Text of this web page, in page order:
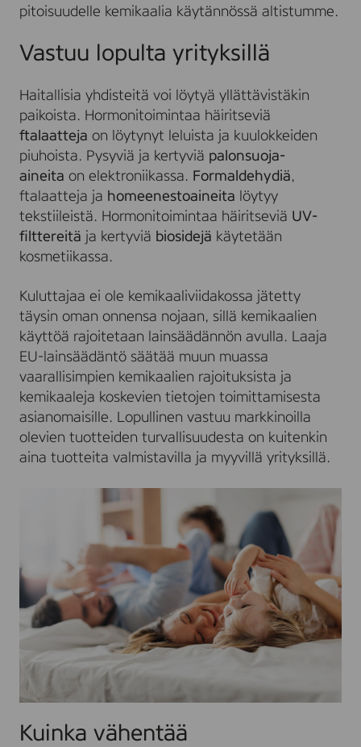
pitoisuudelle kemikaalia käytännössä altistumme.
Vastuu lopulta yrityksillä
Haitallisia yhdisteitä voi löytyä yllättävistäkin
paikoista. Hormonitoimintaa häiritseviä
ftalaatteja on löytynyt leluista ja kuulokkeiden
piuhoista. Pysyviä ja kertyviä palonsuoja-
aineita on elektroniikassa. Formaldehydiä,
ftalaatteja ja homeenestoaineita löytyy
tekstiileistä. Hormonitoimintaa häiritseviä UV-
filttereitä ja kertyviä biosidejä käytetään
kosmetiikassa.
Kuluttajaa ei ole kemikaaliviidakossa jätetty
täysin oman onnensa nojaan, sillä kemikaalien
käyttöä rajoitetaan lainsäädännön avulla. Laaja
EU-lainsäädäntö säätää muun muassa
vaarallisimpien kemikaalien rajoituksista ja
kemikaaleja koskevien tietojen toimittamisesta
asianomaisille. Lopullinen vastuu markkinoilla
olevien tuotteiden turvallisuudesta on kuitenkin
aina tuotteita valmistavilla ja myyvillä yrityksillä.
Kuinka vähentää